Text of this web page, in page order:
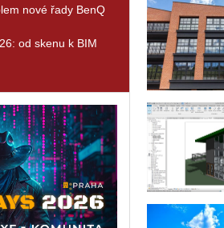
nové řady BenQ
od skenu k BIM